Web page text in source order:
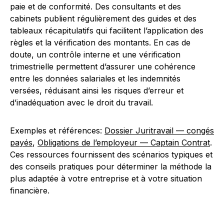
paie et de conformité. Des consultants et des
cabinets publient régulièrement des guides et des
tableaux récapitulatifs qui facilitent l’application des
règles et la vérification des montants. En cas de
doute, un contrôle interne et une vérification
trimestrielle permettent d’assurer une cohérence
entre les données salariales et les indemnités
versées, réduisant ainsi les risques d’erreur et
d’inadéquation avec le droit du travail.
Exemples et références: Dossier Juritravail — congés
payés, Obligations de l’employeur — Captain Contrat.
Ces ressources fournissent des scénarios typiques et
des conseils pratiques pour déterminer la méthode la
plus adaptée à votre entreprise et à votre situation
financière.